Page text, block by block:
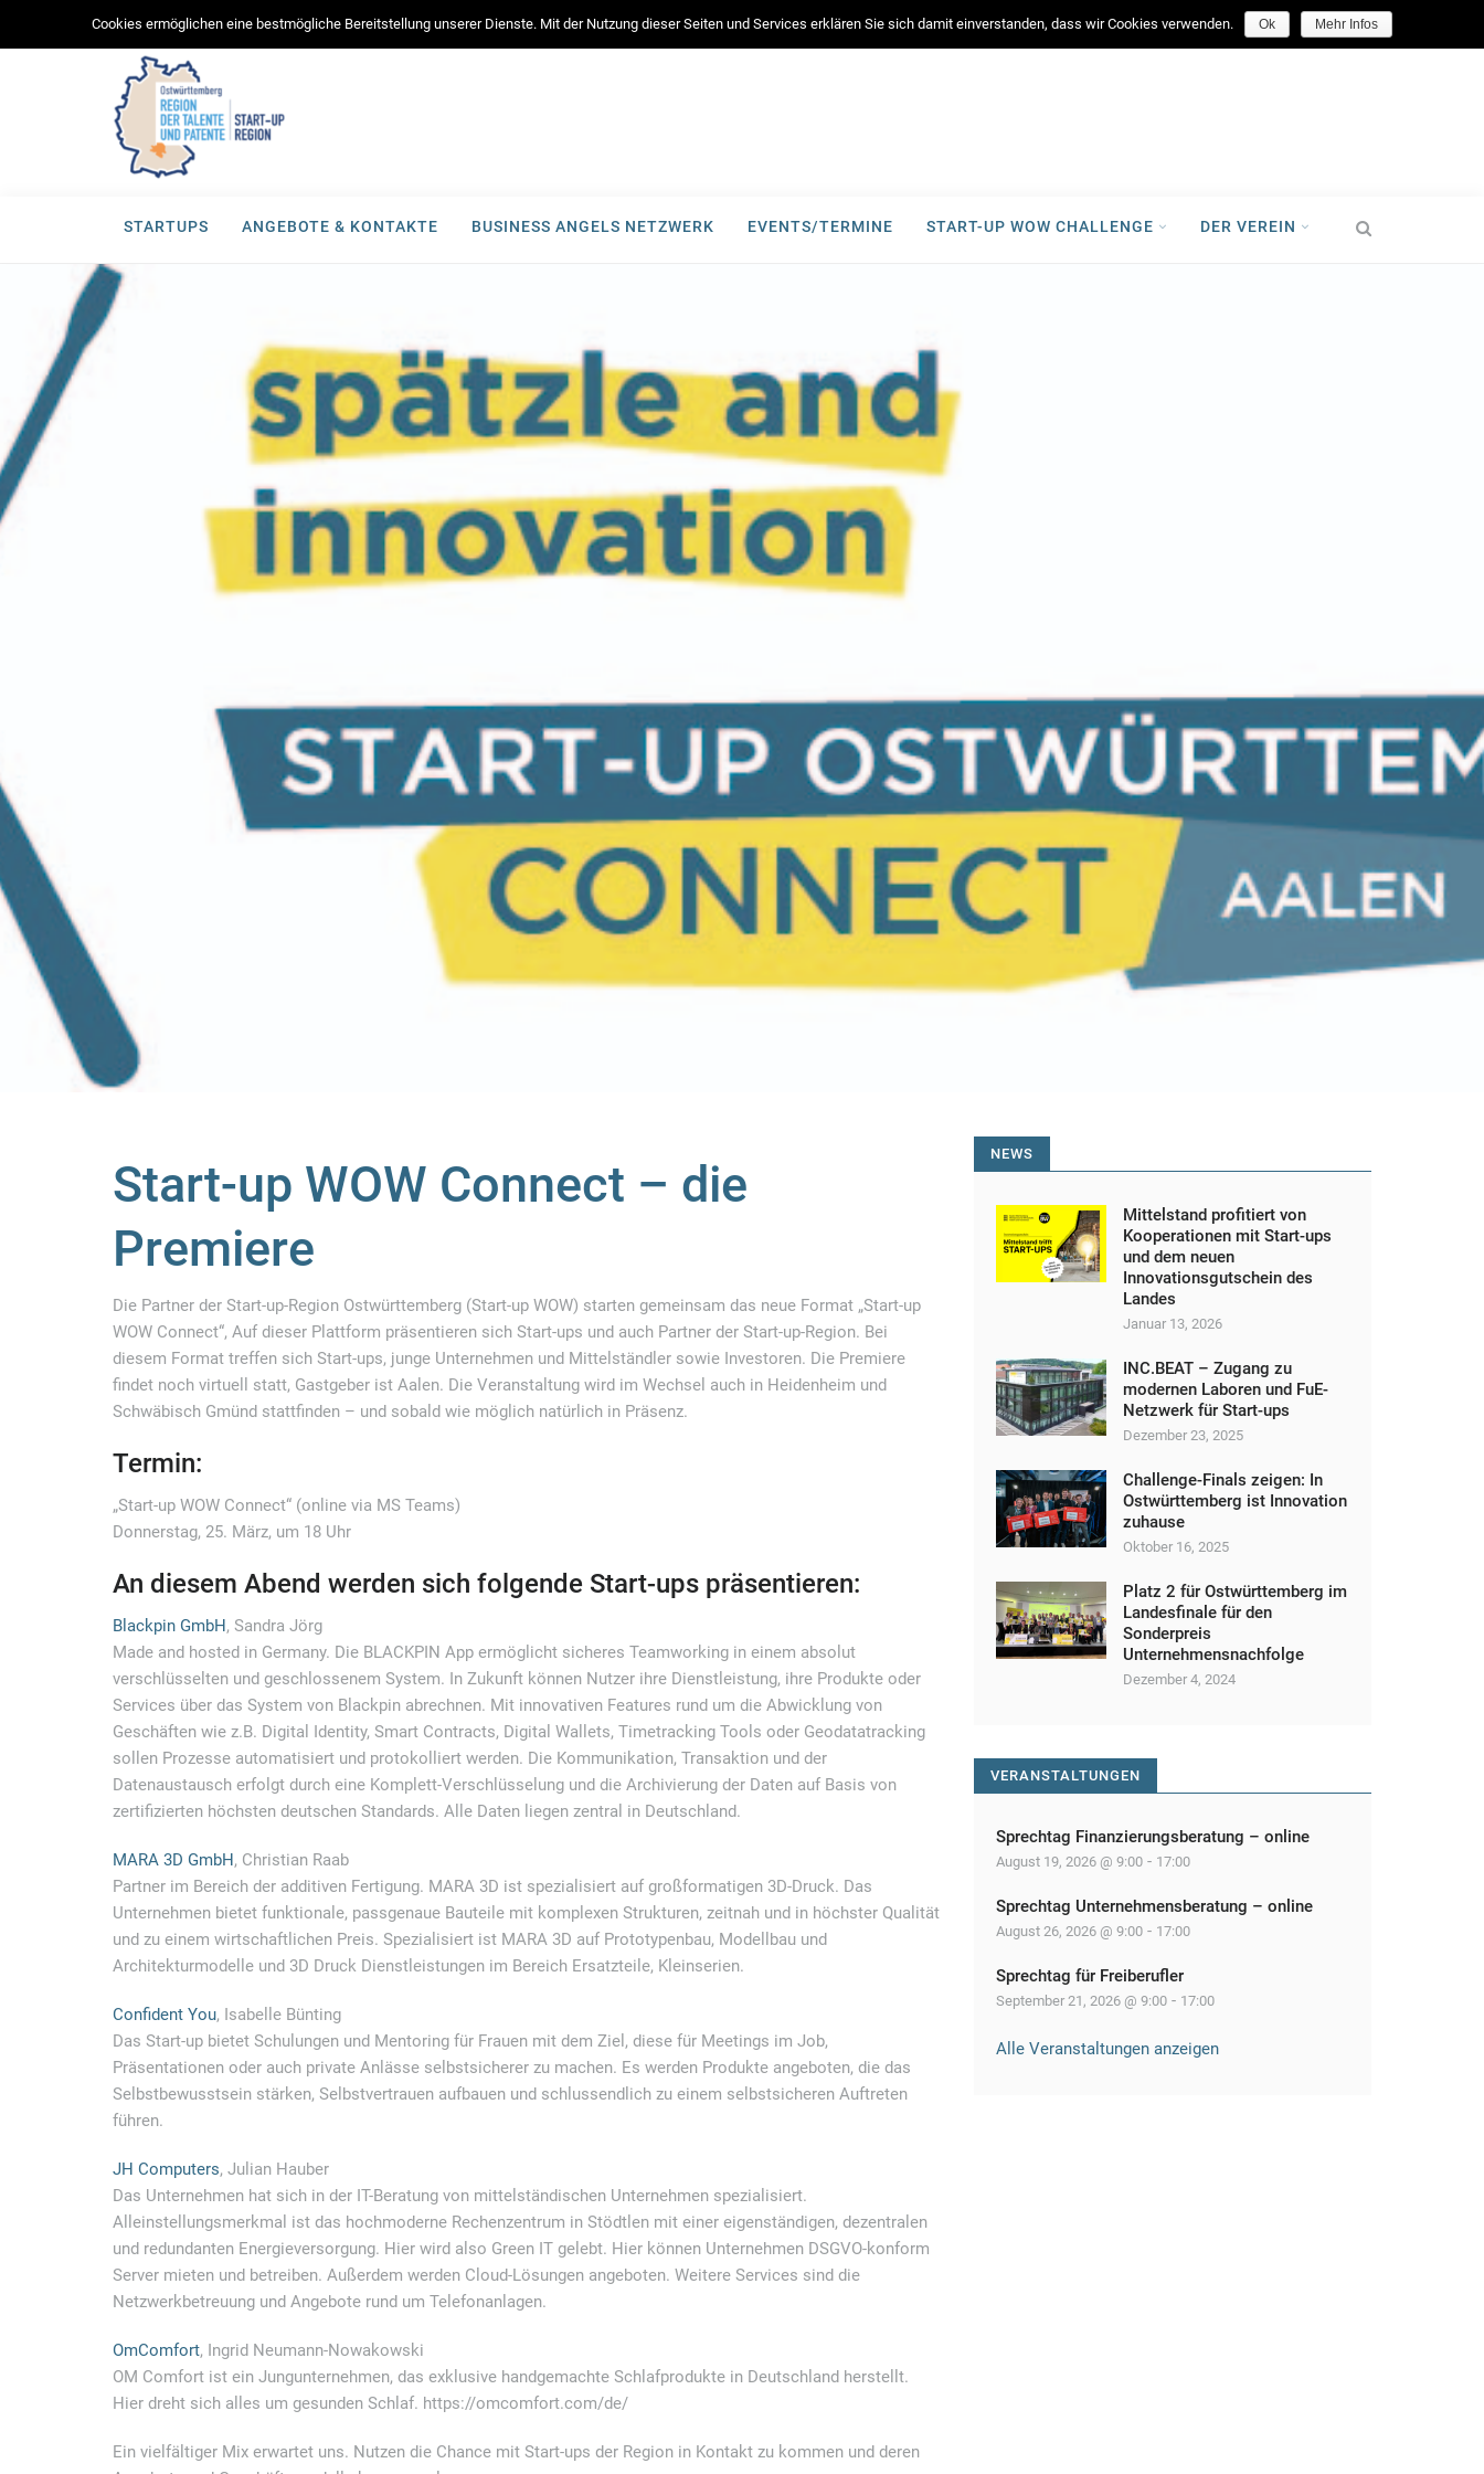
facebook
STARTUPS ANGEBOTE & KONTAKTE BUSINESS ANGELS NETZWERK EVENTS/TERMINE START-UP WOW CHALLENGE DER VEREIN
Start-up WOW Connect – die
Premiere
Die Partner der Start-up-Region Ostwürttemberg (Start-up WOW) starten gemeinsam das neue Format „Start-up
WOW Connect“, Auf dieser Plattform präsentieren sich Start-ups und auch Partner der Start-up-Region. Bei
diesem Format treffen sich Start-ups, junge Unternehmen und Mittelständler sowie Investoren. Die Premiere
findet noch virtuell statt, Gastgeber ist Aalen. Die Veranstaltung wird im Wechsel auch in Heidenheim und
Schwäbisch Gmünd stattfinden – und sobald wie möglich natürlich in Präsenz.
Termin:
„Start-up WOW Connect“ (online via MS Teams)
Donnerstag, 25. März, um 18 Uhr
An diesem Abend werden sich folgende Start-ups präsentieren:
Blackpin GmbH, Sandra Jörg
Made and hosted in Germany. Die BLACKPIN App ermöglicht sicheres Teamworking in einem absolut
verschlüsselten und geschlossenem System. In Zukunft können Nutzer ihre Dienstleistung, ihre Produkte oder
Services über das System von Blackpin abrechnen. Mit innovativen Features rund um die Abwicklung von
Geschäften wie z.B. Digital Identity, Smart Contracts, Digital Wallets, Timetracking Tools oder Geodatatracking
sollen Prozesse automatisiert und protokolliert werden. Die Kommunikation, Transaktion und der
Datenaustausch erfolgt durch eine Komplett-Verschlüsselung und die Archivierung der Daten auf Basis von
zertifizierten höchsten deutschen Standards. Alle Daten liegen zentral in Deutschland.
MARA 3D GmbH, Christian Raab
Partner im Bereich der additiven Fertigung. MARA 3D ist spezialisiert auf großformatigen 3D-Druck. Das
Unternehmen bietet funktionale, passgenaue Bauteile mit komplexen Strukturen, zeitnah und in höchster Qualität
und zu einem wirtschaftlichen Preis. Spezialisiert ist MARA 3D auf Prototypenbau, Modellbau und
Architekturmodelle und 3D Druck Dienstleistungen im Bereich Ersatzteile, Kleinserien.
Confident You, Isabelle Bünting
Das Start-up bietet Schulungen und Mentoring für Frauen mit dem Ziel, diese für Meetings im Job,
Präsentationen oder auch private Anlässe selbstsicherer zu machen. Es werden Produkte angeboten, die das
Selbstbewusstsein stärken, Selbstvertrauen aufbauen und schlussendlich zu einem selbstsicheren Auftreten
führen.
JH Computers, Julian Hauber
Das Unternehmen hat sich in der IT-Beratung von mittelständischen Unternehmen spezialisiert.
Alleinstellungsmerkmal ist das hochmoderne Rechenzentrum in Stödtlen mit einer eigenständigen, dezentralen
und redundanten Energieversorgung. Hier wird also Green IT gelebt. Hier können Unternehmen DSGVO-konform
Server mieten und betreiben. Außerdem werden Cloud-Lösungen angeboten. Weitere Services sind die
Netzwerkbetreuung und Angebote rund um Telefonanlagen.
OmComfort, Ingrid Neumann-Nowakowski
OM Comfort ist ein Jungunternehmen, das exklusive handgemachte Schlafprodukte in Deutschland herstellt.
Hier dreht sich alles um gesunden Schlaf. https://omcomfort.com/de/
Ein vielfältiger Mix erwartet uns. Nutzen die Chance mit Start-ups der Region in Kontakt zu kommen und deren
NEWS
Mittelstand profitiert von
Kooperationen mit Start-ups
und dem neuen
Innovationsgutschein des
Landes
Januar 13, 2026
INC.BEAT – Zugang zu
modernen Laboren und FuE-
Netzwerk für Start-ups
Dezember 23, 2025
Challenge-Finals zeigen: In
Ostwürttemberg ist Innovation
zuhause
Oktober 16, 2025
Platz 2 für Ostwürttemberg im
Landesfinale für den
Sonderpreis
Unternehmensnachfolge
Dezember 4, 2024
VERANSTALTUNGEN
Sprechtag Finanzierungsberatung – online
August 19, 2026 @ 9:00 - 17:00
Sprechtag Unternehmensberatung – online
August 26, 2026 @ 9:00 - 17:00
Sprechtag für Freiberufler
September 21, 2026 @ 9:00 - 17:00
Alle Veranstaltungen anzeigen
Cookies ermöglichen eine bestmögliche Bereitstellung unserer Dienste. Mit der Nutzung dieser Seiten und Services erklären Sie sich damit einverstanden, dass wir Cookies verwenden. Ok Mehr Infos